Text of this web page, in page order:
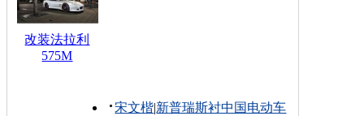
改装法拉利
575M
宋文楷|新普瑞斯衬中国电动车